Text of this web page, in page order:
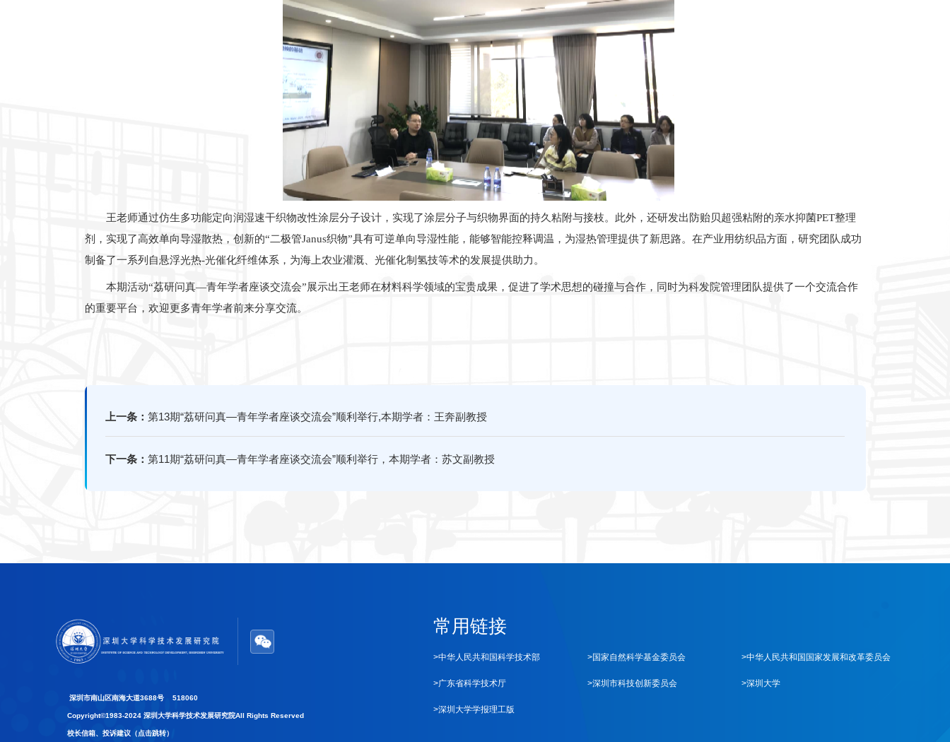
王老师通过仿生多功能定向润湿速干织物改性涂层分子设计，实现了涂层分子与织物界面的持久粘附与接枝。此外，还研发出防贻贝超强粘附的亲水抑菌PET整理
剂，实现了高效单向导湿散热，创新的“二极管Janus织物”具有可逆单向导湿性能，能够智能控释调温，为湿热管理提供了新思路。在产业用纺织品方面，研究团队成功
制备了一系列自悬浮光热-光催化纤维体系，为海上农业灌溉、光催化制氢技等术的发展提供助力。
本期活动“荔研问真—青年学者座谈交流会”展示出王老师在材料科学领域的宝贵成果，促进了学术思想的碰撞与合作，同时为科发院管理团队提供了一个交流合作
的重要平台，欢迎更多青年学者前来分享交流。
上一条：第13期“荔研问真—青年学者座谈交流会”顺利举行,本期学者：王奔副教授
下一条：第11期“荔研问真—青年学者座谈交流会”顺利举行，本期学者：苏文副教授
深圳市南山区南海大道3688号 518060
Copyright©1983-2024 深圳大学科学技术发展研究院All Rights Reserved
校长信箱、投诉建议（点击跳转）
常用链接
>中华人民共和国科学技术部 >国家自然科学基金委员会 >中华人民共和国国家发展和改革委员会
>广东省科学技术厅 >深圳市科技创新委员会 >深圳大学
>深圳大学学报理工版